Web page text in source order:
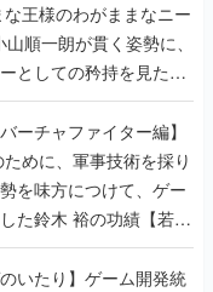
王様のわがままなニー
順一朗が貫く姿勢に、
としての矜持を見た
回】
ーチャファイター編】
ために、軍事技術を採り
を味方につけて、ゲー
た鈴木 裕の功績【若ゲ
いたり】ゲーム開発統